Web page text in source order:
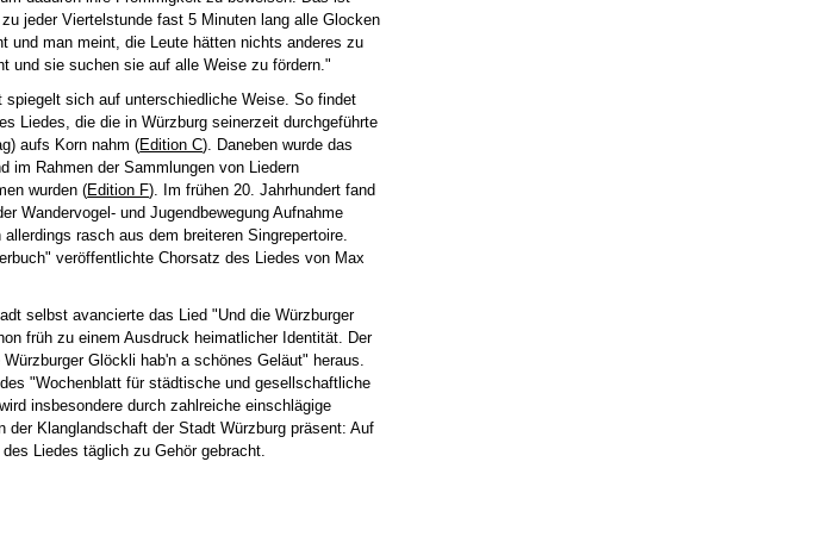
jeder Viertelstunde fast 5 Minuten lang alle Glocken
und man meint, die Leute hätten nichts anderes zu
und sie suchen sie auf alle Weise zu fördern."
spiegelt sich auf unterschiedliche Weise. So findet
Liedes, die die in Würzburg seinerzeit durchgeführte
aufs Korn nahm (Edition C). Daneben wurde das
im Rahmen der Sammlungen von Liedern
wurden (Edition F). Im frühen 20. Jahrhundert fand
Wandervogel- und Jugendbewegung Aufnahme
rasch aus dem breiteren Singrepertoire.
veröffentlichte Chorsatz des Liedes von Max
selbst avancierte das Lied "Und die Würzburger
früh zu einem Ausdruck heimatlicher Identität. Der
Glöckli hab'n a schönes Geläut" heraus.
"Wochenblatt für städtische und gesellschaftliche
insbesondere durch zahlreiche einschlägige
Klanglandschaft der Stadt Würzburg präsent: Auf
Liedes täglich zu Gehör gebracht.